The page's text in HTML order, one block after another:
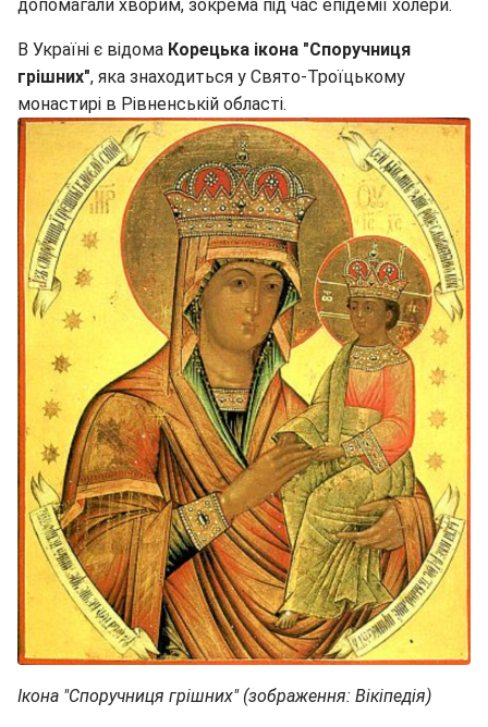
допомагали хворим, зокрема під час епідемії холери.
В Україні є відома Корецька ікона "Споручниця
грішних", яка знаходиться у Свято-Троїцькому
монастирі в Рівненській області.
Ікона "Споручниця грішних" (зображення: Вікіпедія)